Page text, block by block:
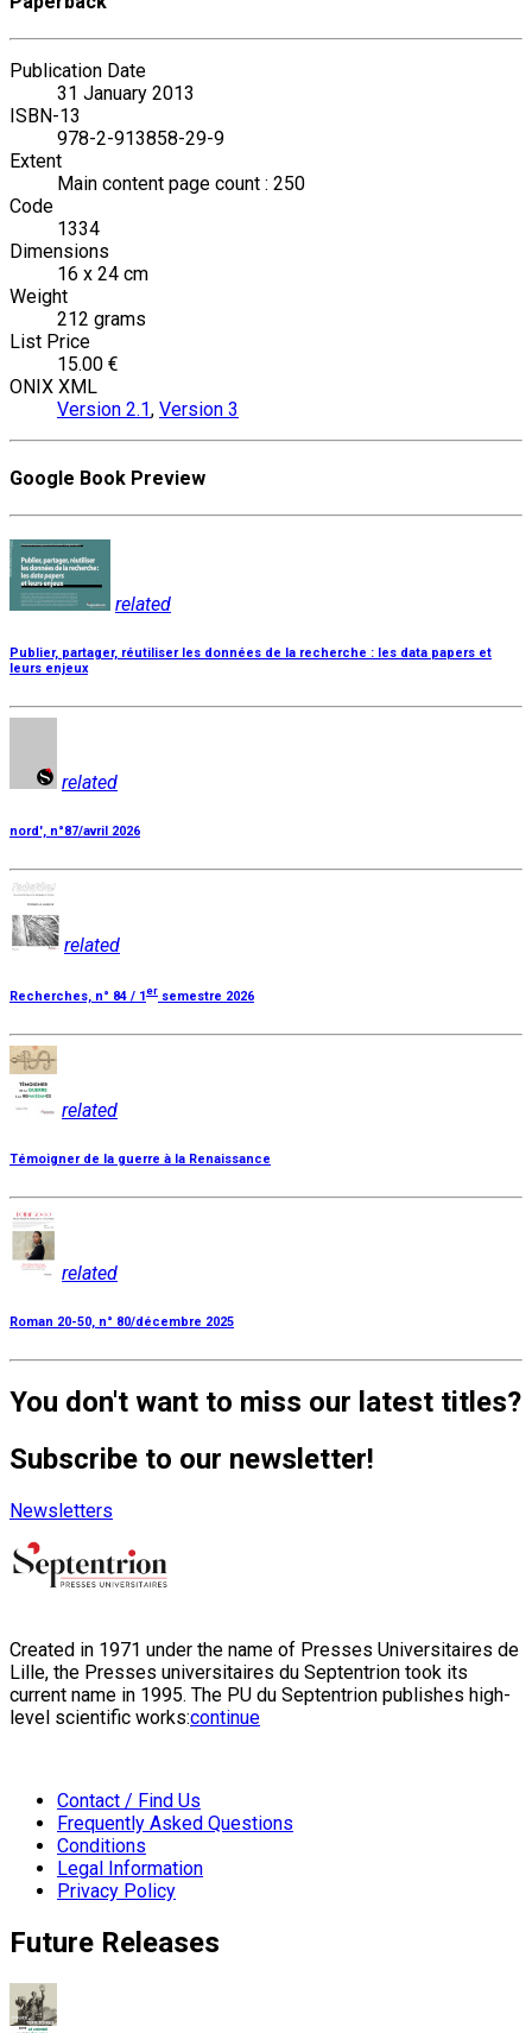
Publication Date
31 January 2013
ISBN-13
978-2-913858-29-9
Extent
Main content page count : 250
Code
1334
Dimensions
16 x 24 cm
Weight
212 grams
List Price
15.00 €
ONIX XML
Version 2.1, Version 3
Google Book Preview
related
Publier, partager, réutiliser les données de la recherche : les data papers et
leurs enjeux
related
nord', n°87/avril 2026
related
Recherches, n° 84 / 1 er semestre 2026
related
Témoigner de la guerre à la Renaissance
related
Roman 20-50, n° 80/décembre 2025
You don't want to miss our latest titles?
Subscribe to our newsletter!
Newsletters
Created in 1971 under the name of Presses Universitaires de
Lille, the Presses universitaires du Septentrion took its
current name in 1995. The PU du Septentrion publishes high-
level scientific works:continue
Contact / Find Us
Frequently Asked Questions
Conditions
Legal Information
Privacy Policy
Future Releases